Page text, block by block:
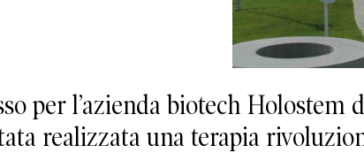
per l’azienda biotech Holostem
realizzata una terapia